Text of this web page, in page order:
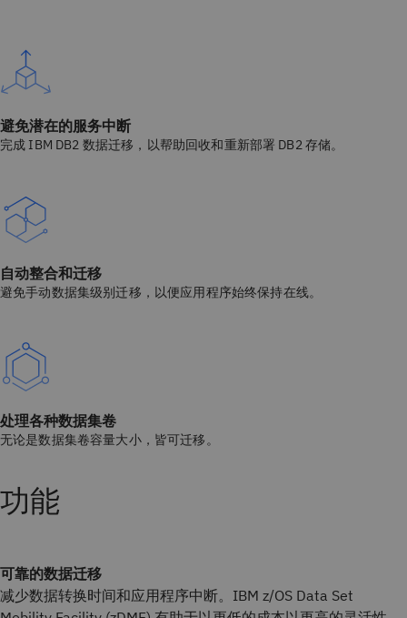
避免潜在的服务中断
完成 IBM DB2 数据迁移，以帮助回收和重新部署 DB2 存储。
自动整合和迁移
避免手动数据集级别迁移，以便应用程序始终保持在线。
处理各种数据集卷
无论是数据集卷容量大小，皆可迁移。
功能
可靠的数据迁移
减少数据转换时间和应用程序中断。IBM z/OS Data Set